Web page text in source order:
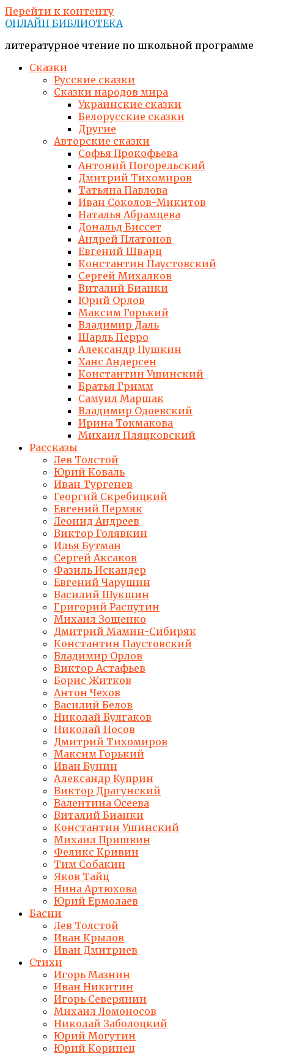
Перейти к контенту
ОНЛАЙН БИБЛИОТЕКА
литературное чтение по школьной программе
Сказки
Русские сказки
Сказки народов мира
Украинские сказки
Белорусские сказки
Другие
Авторские сказки
Софья Прокофьева
Антоний Погорельский
Дмитрий Тихомиров
Татьяна Павлова
Иван Соколов-Микитов
Наталья Абрамцева
Дональд Биссет
Андрей Платонов
Евгений Шварц
Константин Паустовский
Сергей Михалков
Виталий Бианки
Юрий Орлов
Максим Горький
Владимир Даль
Шарль Перро
Александр Пушкин
Ханс Андерсен
Константин Ушинский
Братья Гримм
Самуил Маршак
Владимир Одоевский
Ирина Токмакова
Михаил Пляцковский
Рассказы
Лев Толстой
Юрий Коваль
Иван Тургенев
Георгий Скребицкий
Евгений Пермяк
Леонид Андреев
Виктор Голявкин
Илья Бутман
Сергей Аксаков
Фазиль Искандер
Евгений Чарушин
Василий Шукшин
Григорий Распутин
Михаил Зощенко
Дмитрий Мамин-Сибиряк
Константин Паустовский
Владимир Орлов
Виктор Астафьев
Борис Житков
Антон Чехов
Василий Белов
Николай Булгаков
Николай Носов
Дмитрий Тихомиров
Максим Горький
Иван Бунин
Александр Куприн
Виктор Драгунский
Валентина Осеева
Виталий Бианки
Константин Ушинский
Михаил Пришвин
Феликс Кривин
Тим Собакин
Яков Тайц
Нина Артюхова
Юрий Ермолаев
Басни
Лев Толстой
Иван Крылов
Иван Дмитриев
Стихи
Игорь Мазнин
Иван Никитин
Игорь Северянин
Михаил Ломоносов
Николай Заболоцкий
Юрий Могутин
Юрий Коринец